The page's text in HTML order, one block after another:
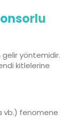
yöntemidir.
kitlelerine
vb.) fenomene